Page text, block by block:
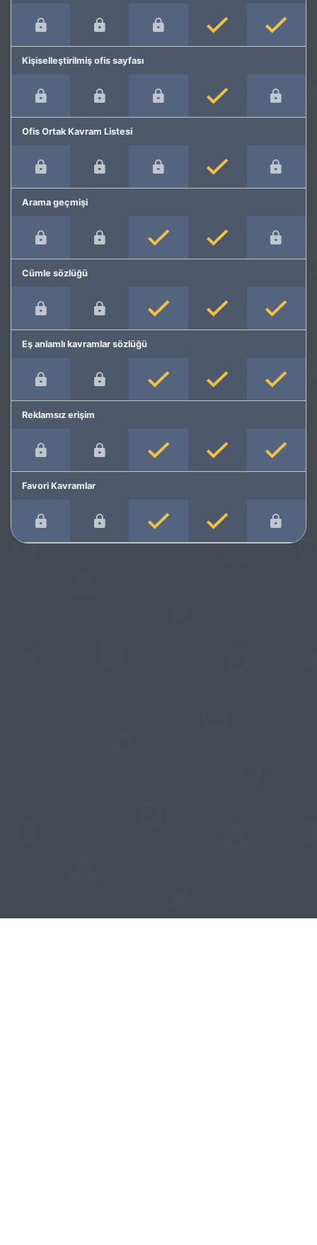
Kişiselleştirilmiş ofis sayfası
Ofis Ortak Kavram Listesi
Arama geçmişi
Cümle sözlüğü
Eş anlamlı kavramlar sözlüğü
Reklamsız erişim
Favori Kavramlar